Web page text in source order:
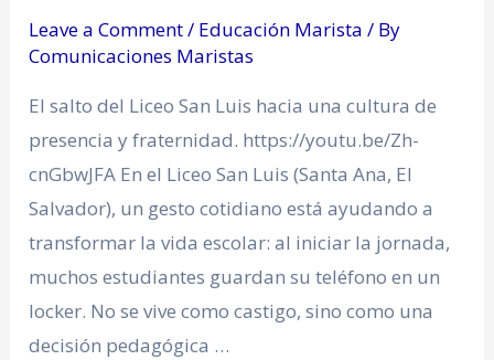
Leave a Comment/ Educación Marista / By
Comunicaciones Maristas
El salto del Liceo San Luis hacia una cultura de
presencia y fraternidad. https://youtu.be/Zh-
cnGbwJFA En el Liceo San Luis (Santa Ana, El
Salvador), un gesto cotidiano está ayudando a
transformar la vida escolar: al iniciar la jornada,
muchos estudiantes guardan su teléfono en un
locker. No se vive como castigo, sino como una
decisión pedagógica …